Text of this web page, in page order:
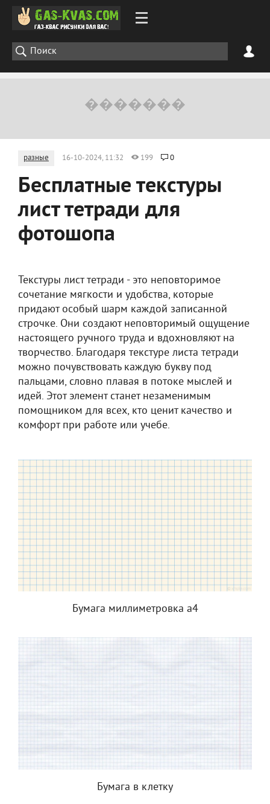
разные 16-10-2024, 11:32 199 0
Бесплатные текстуры
лист тетради для
фотошопа
Текстуры лист тетради - это неповторимое
сочетание мягкости и удобства, которые
придают особый шарм каждой записанной
строчке. Они создают неповторимый ощущение
настоящего ручного труда и вдохновляют на
творчество. Благодаря текстуре листа тетради
можно почувствовать каждую букву под
пальцами, словно плавая в потоке мыслей и
идей. Этот элемент станет незаменимым
помощником для всех, кто ценит качество и
комфорт при работе или учебе.
Бумага миллиметровка а4
Бумага в клетку